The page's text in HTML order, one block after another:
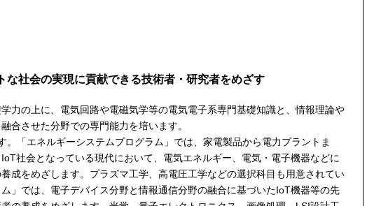
な社会の実現に貢献できる技術者・研究者をめざす
力の上に、電気回路や電磁気学等の電気電子系専門基礎知識と、情報理論や
合させた分野での専門能力を培います。
「エネルギーシステムプログラム」では、家電製品から電力プラントま
社会となっている現代において、電気エネルギー、電気・電子機器などに
成をめざします。プラズマ工学、高電圧工学などの選択科目も用意されてい
」では、電子デバイス分野と情報通信分野の融合に基づいたIoT機器等の先